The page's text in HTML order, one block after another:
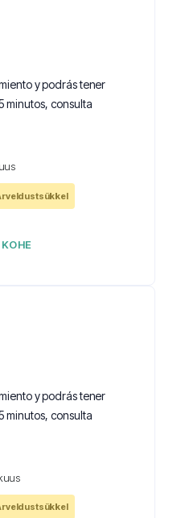
y podrás tener
minutos, consulta
y podrás tener
minutos, consulta